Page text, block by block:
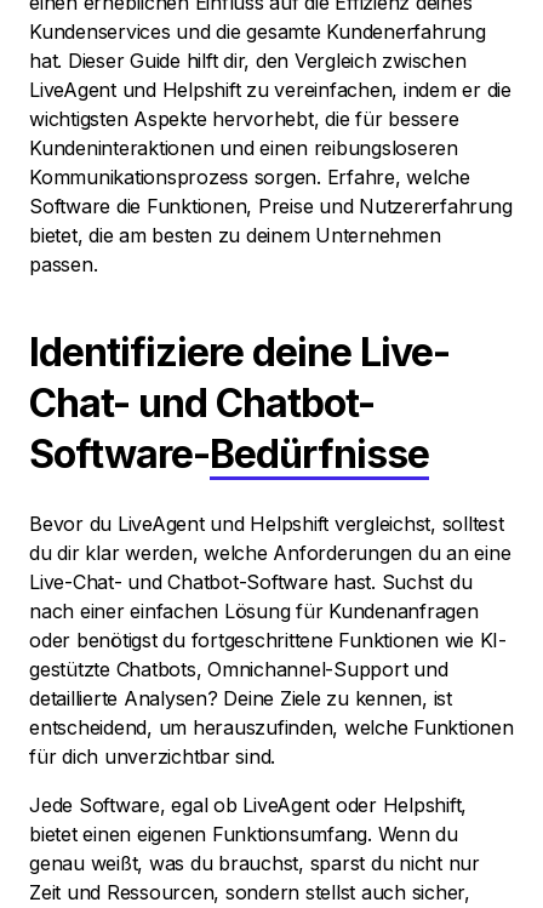
Kundenservices und die gesamte Kundenerfahrung
hat. Dieser Guide hilft dir, den Vergleich zwischen
LiveAgent und Helpshift zu vereinfachen, indem er die
wichtigsten Aspekte hervorhebt, die für bessere
Kundeninteraktionen und einen reibungsloseren
Kommunikationsprozess sorgen. Erfahre, welche
Software die Funktionen, Preise und Nutzererfahrung
bietet, die am besten zu deinem Unternehmen
passen.
Identifiziere deine Live-
Chat- und Chatbot-
Software-Bedürfnisse
Bevor du LiveAgent und Helpshift vergleichst, solltest
du dir klar werden, welche Anforderungen du an eine
Live-Chat- und Chatbot-Software hast. Suchst du
nach einer einfachen Lösung für Kundenanfragen
oder benötigst du fortgeschrittene Funktionen wie KI-
gestützte Chatbots, Omnichannel-Support und
detaillierte Analysen? Deine Ziele zu kennen, ist
entscheidend, um herauszufinden, welche Funktionen
für dich unverzichtbar sind.
Jede Software, egal ob LiveAgent oder Helpshift,
bietet einen eigenen Funktionsumfang. Wenn du
genau weißt, was du brauchst, sparst du nicht nur
Zeit und Ressourcen, sondern stellst auch sicher,